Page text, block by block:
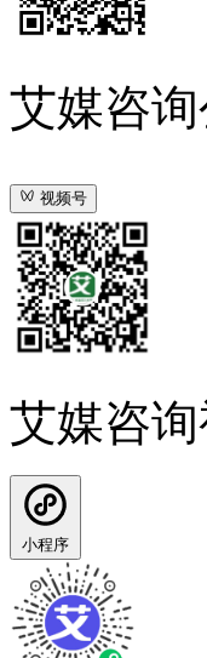
艾媒咨
视频号
艾媒咨
小程序